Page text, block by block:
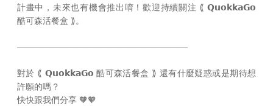
計畫中，未來也有機會推出唷！歡迎持續關注 ⟪ 𝗤𝘂𝗼𝗸𝗸𝗮𝗚𝗼
酷可森活餐盒 ⟫。
————————————————————
對於 ⟪ 𝗤𝘂𝗼𝗸𝗸𝗮𝗚𝗼 酷可森活餐盒 ⟫ 還有什麼疑惑或是期待想
許願的嗎？
快快跟我們分享 🧡🧡